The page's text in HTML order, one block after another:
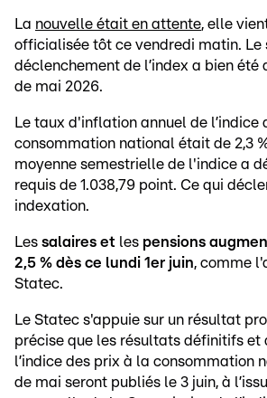
La nouvelle était en attente, elle
officialisée tôt ce vendredi matin. Le
déclenchement de l’index a bien été
de mai 2026.
Le taux d'inflation annuel de l’indice
consommation national était de 2,3
moyenne semestrielle de l'indice a
requis de 1.038,79 point. Ce qui
indexation.
Les salaires et les pensions
2,5 % dès ce lundi 1er juin, comme
Statec.
Le Statec s'appuie sur un résultat
précise que les résultats définitifs et
l’indice des prix à la consommation
de mai seront publiés le 3 juin, à